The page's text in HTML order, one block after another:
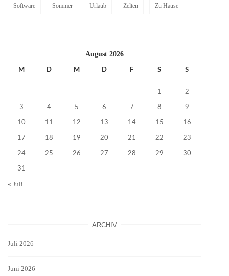
Software Sommer Urlaub Zelten Zu Hause
August 2026
M D M D F S S
1 2
3 4 5 6 7 8 9
10 11 12 13 14 15 16
17 18 19 20 21 22 23
24 25 26 27 28 29 30
31
« Juli
ARCHIV
Juli 2026
Juni 2026